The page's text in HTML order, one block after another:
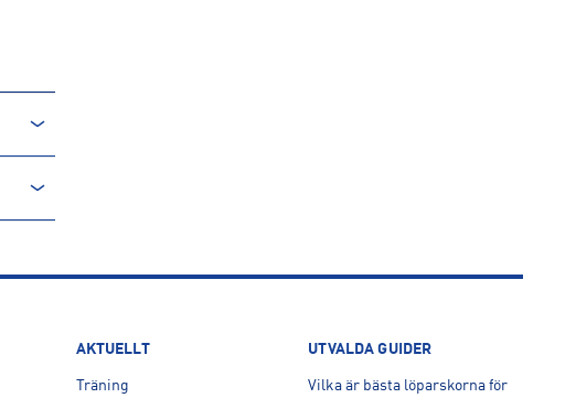
AKTUELLT
Träning
UTVALDA GUIDER
Vilka är bästa löparskorna för